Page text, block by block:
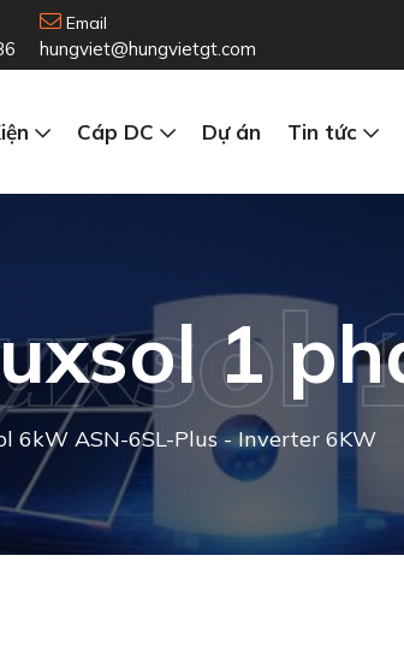
Email
hungviet@hungvietgt.com
Cáp DC Dự án Tin tức
1
6kW ASN-6SL-Plus - Inverter 6KW